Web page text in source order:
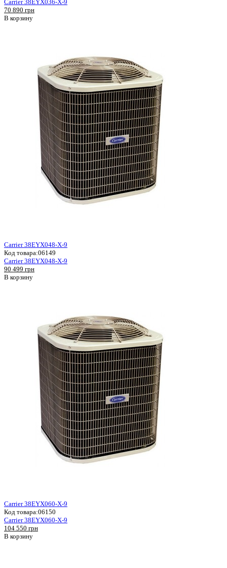
Carrier 38EYX036-X-9
70 890 грн
В корзину
Carrier 38EYX048-X-9
Код товара:06149
Carrier 38EYX048-X-9
90 499 грн
В корзину
Carrier 38EYX060-X-9
Код товара:06150
Carrier 38EYX060-X-9
104 550 грн
В корзину